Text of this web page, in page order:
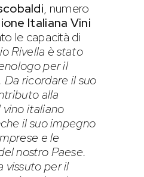
, numero
Italiana Vini
le capacità di
Rivella è stato
per il
ricordare il suo
alla
italiano
il suo impegno
e le
nostro Paese.
vissuto per il